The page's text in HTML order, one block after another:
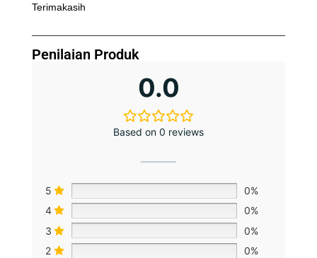
Terimakasih
Penilaian Produk
0.0
Based on 0 reviews
5
0%
4
0%
3
0%
2
0%